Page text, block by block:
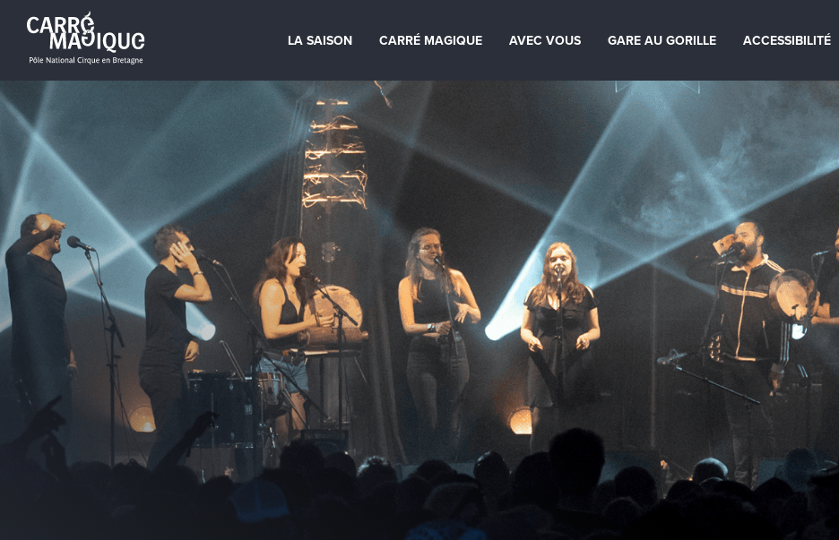
LA SAISON CARRÉ MAGIQUE AVEC VOUS GARE AU GORILLE ACCESSIBILITÉ